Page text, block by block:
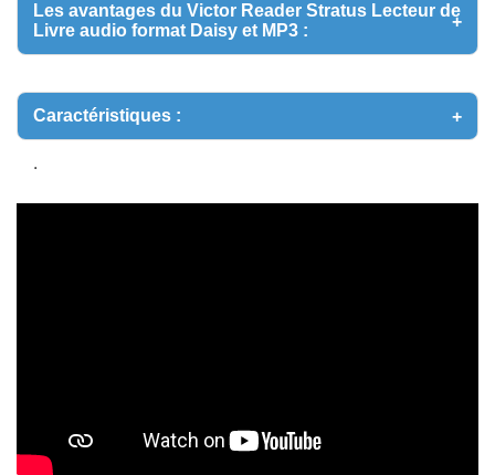
de
Livre
format
Daisy
Les avantages du Victor Reader Stratus Lecteur de
Livre audio format Daisy et MP3 :
Caractéristiques :
.